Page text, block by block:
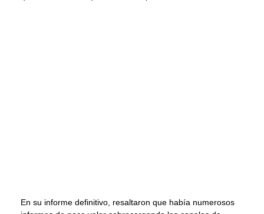
En su informe definitivo, resaltaron que había numerosos